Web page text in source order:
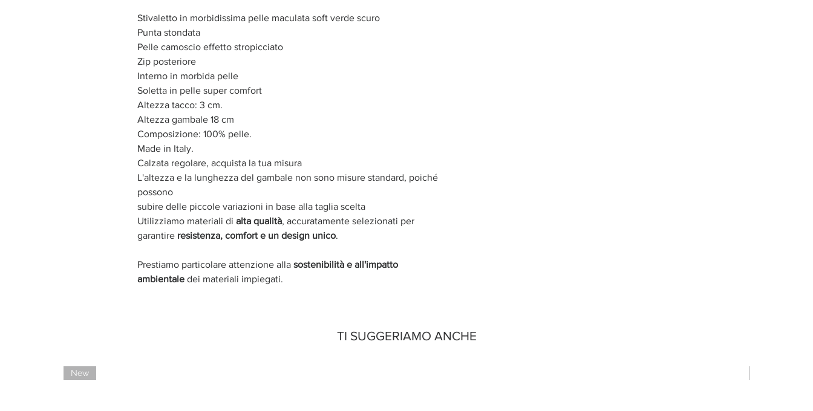
Stivaletto in morbidissima pelle maculata soft verde scuro
Punta stondata
Pelle camoscio effetto stropicciato
Zip posteriore
Interno in morbida pelle
Soletta in pelle super comfort
Altezza tacco: 3 cm.
Altezza gambale 18 cm
Composizione: 100% pelle.
Made in Italy.
Calzata regolare, acquista la tua misura
L'altezza e la lunghezza del gambale non sono misure standard, poiché
possono
subire delle piccole variazioni in base alla taglia scelta
Utilizziamo materiali di alta qualità, accuratamente selezionati per
garantire resistenza, comfort e un design unico.
Prestiamo particolare attenzione alla sostenibilità e all'impatto
ambientale dei materiali impiegati.
TI SUGGERIAMO ANCHE
New